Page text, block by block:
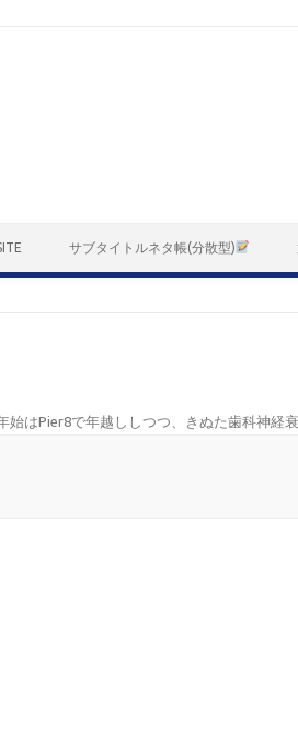
サブタイトルネタ帳(分散型)
始はPier8で年越ししつつ、きぬた歯科神経